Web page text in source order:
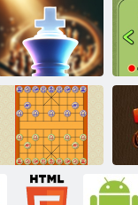
Schach Duell